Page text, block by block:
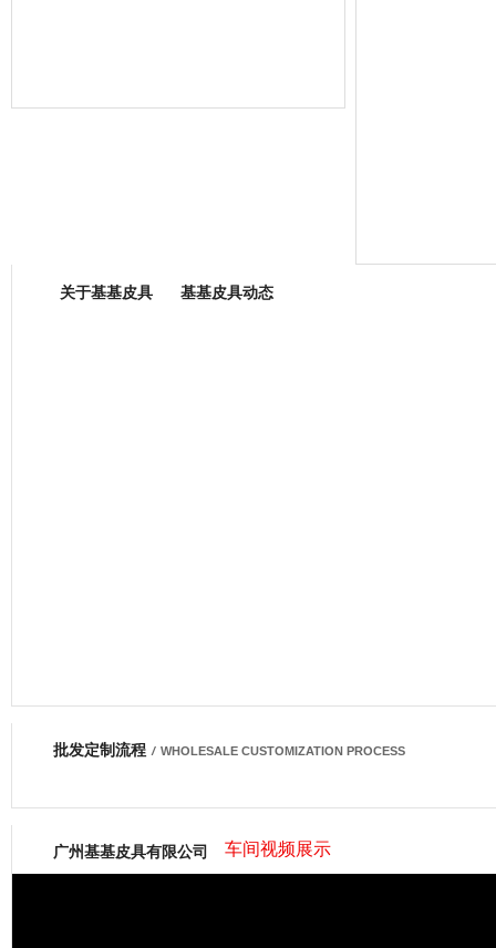
网商会会员
关于基基皮具 基基皮具动态
批发定制流程 / WHOLESALE CUSTOMIZATION PROCESS
广州基基皮具有限公司 车间视频展示